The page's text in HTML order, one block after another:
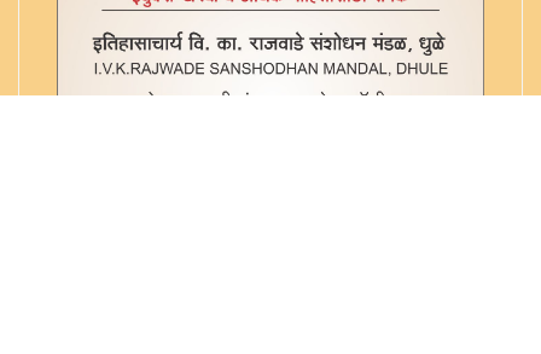
प्रतिष्ठा मयूरव
यज्ञोपविते - १२